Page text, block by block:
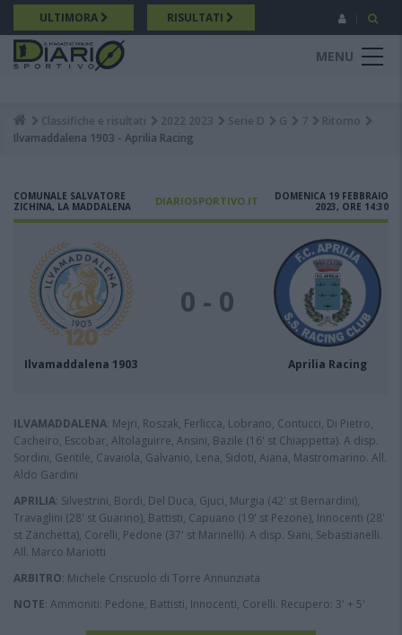
Salta
al
contenuto
principale
ULTIMORA RISULTATI
MENU
Breadcrumb
Classifiche e risultati 2022 2023 Serie D G 7
Ritorno
Ilvamaddalena 1903 - Aprilia Racing
COMUNALE SALVATORE
ZICHINA, LA MADDALENA
DIARIOSPORTIVO.IT
DOMENICA 19 FEBBRAIO
2023, ORE 14:30
Ilvamaddalena 1903
0 - 0
Aprilia Racing
ILVAMADDALENA: Mejri, Roszak, Ferlicca, Lobrano, Contucci, Di Pietro,
Cacheiro, Escobar, Altolaguirre, Ansini, Bazile (16' st Chiappetta). A disp.
Sordini, Gentile, Cavaiola, Galvanio, Lena, Sidoti, Aiana, Mastromarino. All.
Aldo Gardini
APRILIA: Silvestrini, Bordi, Del Duca, Gjuci, Murgia (42' st Bernardini),
Travaglini (28' st Guarino), Battisti, Capuano (19' st Pezone), Innocenti (28'
st Zanchetta), Corelli, Pedone (37' st Marinelli). A disp. Siani, Sebastianelli.
All. Marco Mariotti
ARBITRO: Michele Criscuolo di Torre Annunziata
NOTE: Ammoniti: Pedone, Battisti, Innocenti, Corelli. Recupero: 3' + 5'